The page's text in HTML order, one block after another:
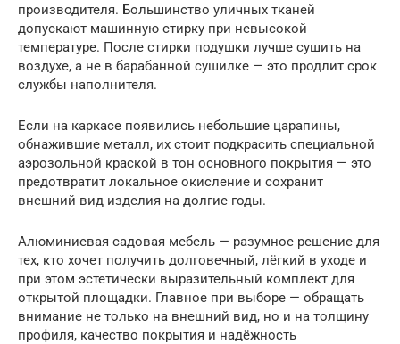
производителя. Большинство уличных тканей
допускают машинную стирку при невысокой
температуре. После стирки подушки лучше сушить на
воздухе, а не в барабанной сушилке — это продлит срок
службы наполнителя.
Если на каркасе появились небольшие царапины,
обнажившие металл, их стоит подкрасить специальной
аэрозольной краской в тон основного покрытия — это
предотвратит локальное окисление и сохранит
внешний вид изделия на долгие годы.
Алюминиевая садовая мебель — разумное решение для
тех, кто хочет получить долговечный, лёгкий в уходе и
при этом эстетически выразительный комплект для
открытой площадки. Главное при выборе — обращать
внимание не только на внешний вид, но и на толщину
профиля, качество покрытия и надёжность